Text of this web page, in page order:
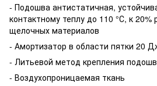
- Подошва антистатичная,
контактному теплу до 110 °С, к 20%
щелочных материалов
- Амортизатор в области пятки 20
- Литьевой метод крепления
- Воздухопроницаемая ткань